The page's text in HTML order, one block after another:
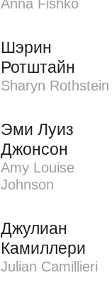
Anna Fishko
Шэрин
Ротштайн
Sharyn Rothstein
Эми Луиз
Джонсон
Amy Louise
Johnson
Джулиан
Камиллери
Julian Camillieri